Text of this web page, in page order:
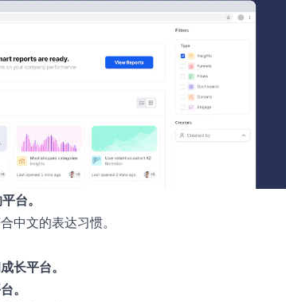
台。
中文的表达习惯。
长平台。
。